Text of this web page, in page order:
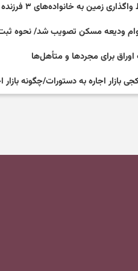
زمین به خانواده‌های ۳ فرزنده
ودیعه مسکن تصویب شد/ نحوه
برای مجردها و متأهل‌ها
بازار اجاره به دستورات/چگونه بازار